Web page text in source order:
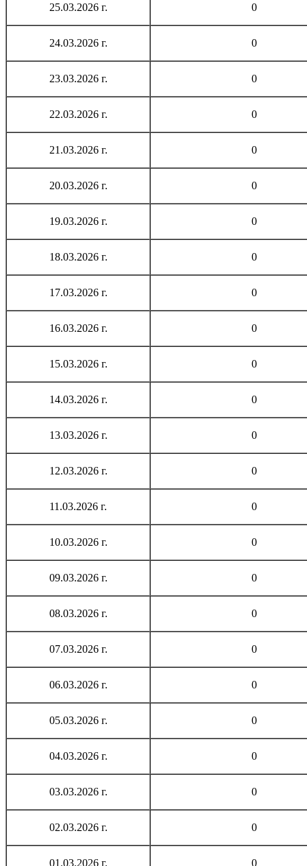
25.03.2026 г. 0
24.03.2026 г. 0
23.03.2026 г. 0
22.03.2026 г. 0
21.03.2026 г. 0
20.03.2026 г. 0
19.03.2026 г. 0
18.03.2026 г. 0
17.03.2026 г. 0
16.03.2026 г. 0
15.03.2026 г. 0
14.03.2026 г. 0
13.03.2026 г. 0
12.03.2026 г. 0
11.03.2026 г. 0
10.03.2026 г. 0
09.03.2026 г. 0
08.03.2026 г. 0
07.03.2026 г. 0
06.03.2026 г. 0
05.03.2026 г. 0
04.03.2026 г. 0
03.03.2026 г. 0
02.03.2026 г. 0
01.03.2026 г. 0